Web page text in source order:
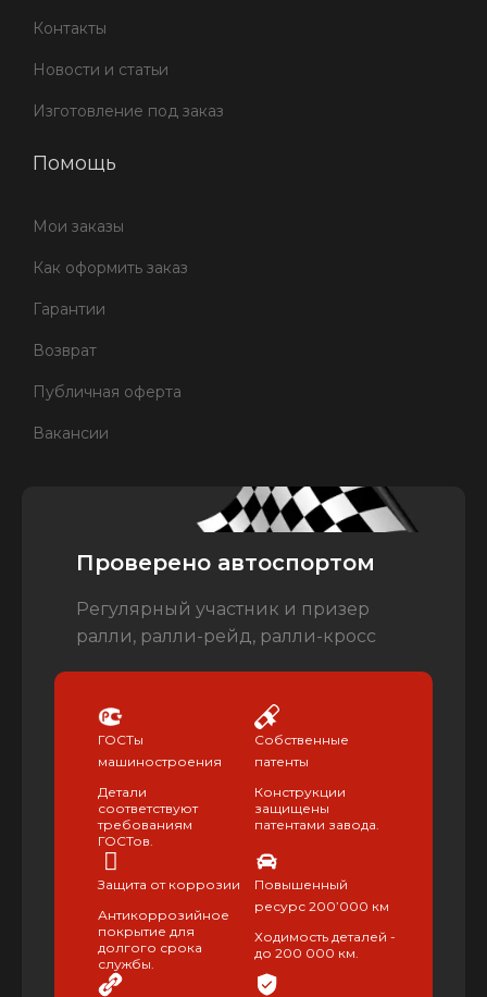
Контакты
Новости и статьи
Изготовление под заказ
Помощь
Мои заказы
Как оформить заказ
Гарантии
Возврат
Публичная оферта
Вакансии
Проверено автоспортом
Регулярный участник и призер
ралли, ралли-рейд, ралли-кросс
ГОСТы
машиностроения
Детали
соответствуют
требованиям
ГОСТов.
Собственные
патенты
Конструкции
защищены
патентами завода.
Защита от коррозии
Антикоррозийное
покрытие для
долгого срока
службы.
Повышенный
ресурс 200’000 км
Ходимость деталей -
до 200 000 км.